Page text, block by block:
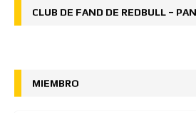
CLUB DE FAND DE REDBULL –
MIEMBRO